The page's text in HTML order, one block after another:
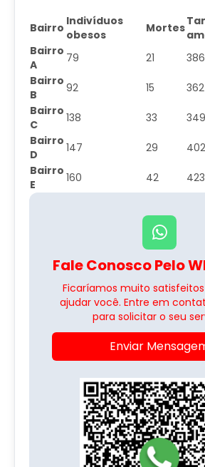
Bairro Indivíduos
obesos
Mortes
Bairro
A
79 21
386
Bairro
B
92 15
362
Bairro
C
138 33
349
Bairro
D
147 29
402
Bairro
E
160 42 423
Fale Conosco Pelo
Ficaríamos muito
ajudar você. Entre em
para solicitar o seu
Enviar